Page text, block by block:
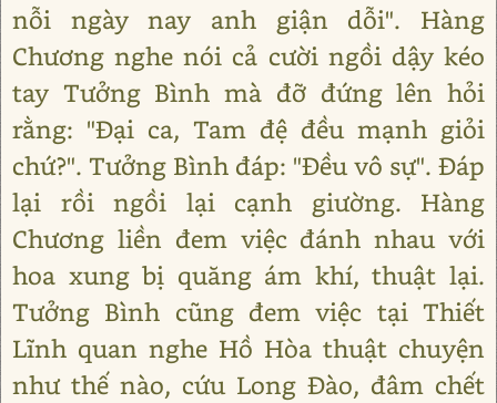
nỗi ngày nay anh giận dỗi". Hàng
Chương nghe nói cả cười ngồi dậy kéo
tay Tưởng Bình mà đỡ đứng lên hỏi
rằng: "Đại ca, Tam đệ đều mạnh giỏi
chứ?". Tưởng Bình đáp: "Đều vô sự". Đáp
lại rồi ngồi lại cạnh giường. Hàng
Chương liền đem việc đánh nhau với
hoa xung bị quăng ám khí, thuật lại.
Tưởng Bình cũng đem việc tại Thiết
Lĩnh quan nghe Hồ Hòa thuật chuyện
như thế nào, cứu Long Đào, đâm chết